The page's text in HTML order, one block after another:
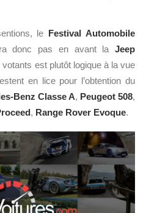
le Festival Automobile
donc pas en avant la Jeep
est plutôt logique à la vue
en lice pour l’obtention du
Benz Classe A, Peugeot508,
, Range Rover Evoque.